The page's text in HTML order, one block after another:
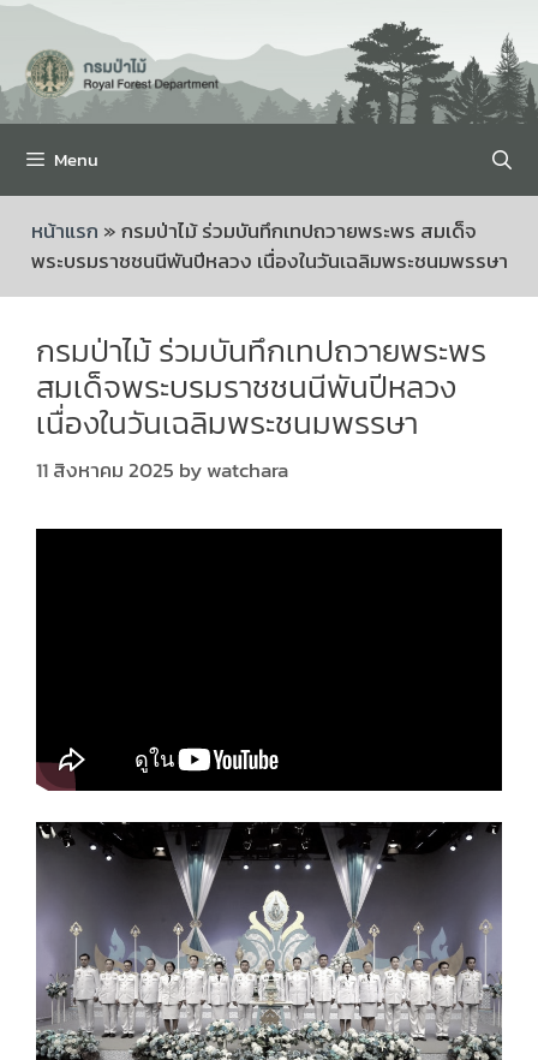
Menu
หน้าแรก »กรมป่าไม้ ร่วมบันทึกเทปถวายพระพร สมเด็จ
พระบรมราชชนนีพันปีหลวง เนื่องในวันเฉลิมพระชนมพรรษา
กรมป่าไม้ ร่วมบันทึกเทปถวายพระพร
สมเด็จพระบรมราชชนนีพันปีหลวง
เนื่องในวันเฉลิมพระชนมพรรษา
11 สิงหาคม 2025 bywatchara